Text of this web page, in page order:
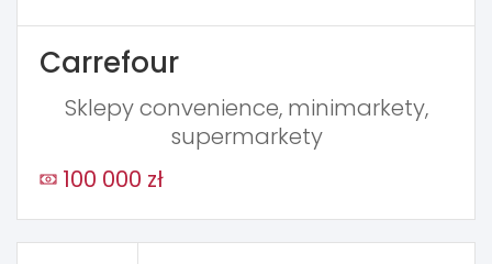
Carrefour
Sklepy convenience, minimarkety,
supermarkety
100 000 zł